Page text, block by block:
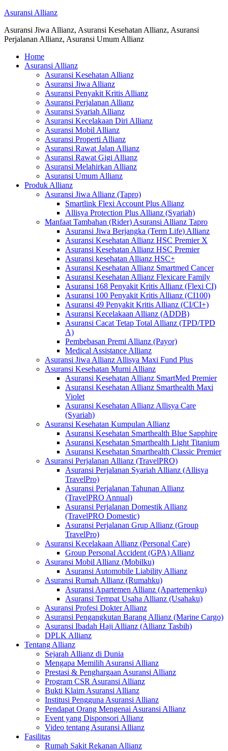
Asuransi Allianz
Asuransi Jiwa Allianz, Asuransi Kesehatan Allianz, Asuransi
Perjalanan Allianz, Asuransi Umum Allianz
Home
Asuransi Allianz
Asuransi Kesehatan Allianz
Asuransi Jiwa Allianz
Asuransi Penyakit Kritis Allianz
Asuransi Perjalanan Allianz
Asuransi Syariah Allianz
Asuransi Kecelakaan Diri Allianz
Asuransi Mobil Allianz
Asuransi Properti Allianz
Asuransi Rawat Jalan Allianz
Asuransi Rawat Gigi Allianz
Asuransi Melahirkan Allianz
Asuransi Umum Allianz
Produk Allianz
Asuransi Jiwa Allianz (Tapro)
Smartlink Flexi Account Plus Allianz
Allisya Protection Plus Allianz (Syariah)
Manfaat Tambahan (Rider) Asuransi Allianz Tapro
Asuransi Jiwa Berjangka (Term Life) Allianz
Asuransi Kesehatan Allianz HSC Premier X
Asuransi Kesehatan Allianz HSC Premier
Asuransi kesehatan Allianz HSC+
Asuransi Kesehatan Allianz Smartmed Cancer
Asuransi Kesehatan Allianz Flexicare Family
Asuransi 168 Penyakit Kritis Allianz (Flexi CI)
Asuransi 100 Penyakit Kritis Allianz (CI100)
Asuransi 49 Penyakit Kritis Allianz (CI/CI+)
Asuransi Kecelakaan Allianz (ADDB)
Asuransi Cacat Tetap Total Allianz (TPD/TPD
A)
Pembebasan Premi Allianz (Payor)
Medical Assistance Allianz
Asuransi Jiwa Allianz Allisya Maxi Fund Plus
Asuransi Kesehatan Murni Allianz
Asuransi Kesehatan Allianz SmartMed Premier
Asuransi Kesehatan Allianz Smarthealth Maxi
Violet
Asuransi Kesehatan Allianz Allisya Care
(Syariah)
Asuransi Kesehatan Kumpulan Allianz
Asuransi Kesehatan Smarthealth Blue Sapphire
Asuransi Kesehatan Smarthealth Light Titanium
Asuransi Kesehatan Smarthealth Classic Premier
Asuransi Perjalanan Allianz (TravelPRO)
Asuransi Perjalanan Syariah Allianz (Allisya
TravelPro)
Asuransi Perjalanan Tahunan Allianz
(TravelPRO Annual)
Asuransi Perjalanan Domestik Allianz
(TravelPRO Domestic)
Asuransi Perjalanan Grup Allianz (Group
TravelPro)
Asuransi Kecelakaan Allianz (Personal Care)
Group Personal Accident (GPA) Allianz
Asuransi Mobil Allianz (Mobilku)
Asuransi Automobile Liability Allianz
Asuransi Rumah Allianz (Rumahku)
Asuransi Apartemen Allianz (Apartemenku)
Asuransi Tempat Usaha Allianz (Usahaku)
Asuransi Profesi Dokter Allianz
Asuransi Pengangkutan Barang Allianz (Marine Cargo)
Asuransi Ibadah Haji Allianz (Allianz Tasbih)
DPLK Allianz
Tentang Allianz
Sejarah Allianz di Dunia
Mengapa Memilih Asuransi Allianz
Prestasi & Penghargaan Asuransi Allianz
Program CSR Asuransi Allianz
Bukti Klaim Asuransi Allianz
Institusi Pengguna Asuransi Allianz
Pendapat Orang Mengenai Asuransi Allianz
Event yang Disponsori Allianz
Video tentang Asuransi Allianz
Fasilitas
Rumah Sakit Rekanan Allianz